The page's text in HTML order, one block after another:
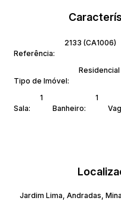
Referência:
2133 (CA1006)
Tipo de Imóvel:
Residencial
Sala:
1
Banheiro:
1
Jardim Lima Andradas